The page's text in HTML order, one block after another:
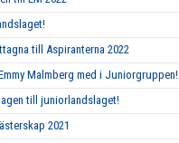
till Aspiranterna 2022
Malmberg med i Juniorgruppen!
till juniorlandslaget!
2021